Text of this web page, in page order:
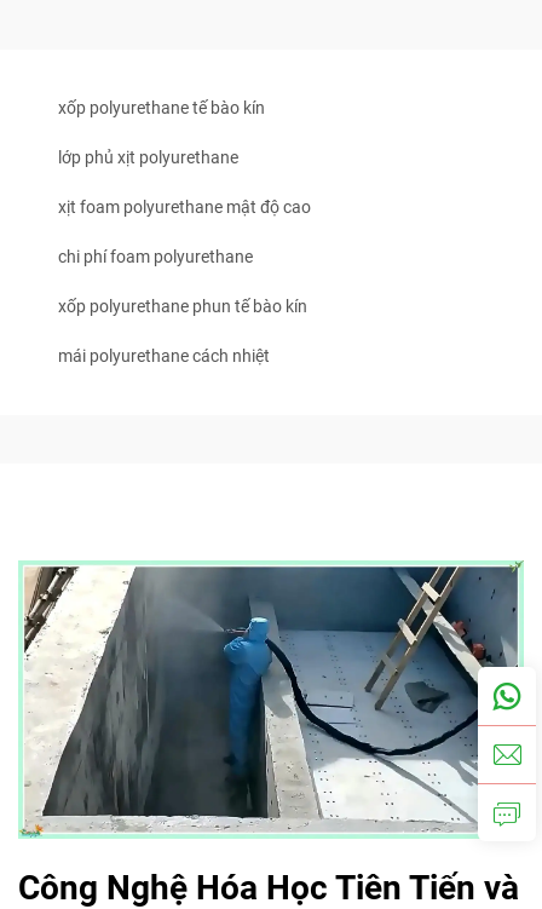
xốp polyurethane tế bào kín
lớp phủ xịt polyurethane
xịt foam polyurethane mật độ cao
chi phí foam polyurethane
xốp polyurethane phun tế bào kín
mái polyurethane cách nhiệt
Công Nghệ Hóa Học Tiên Tiến và